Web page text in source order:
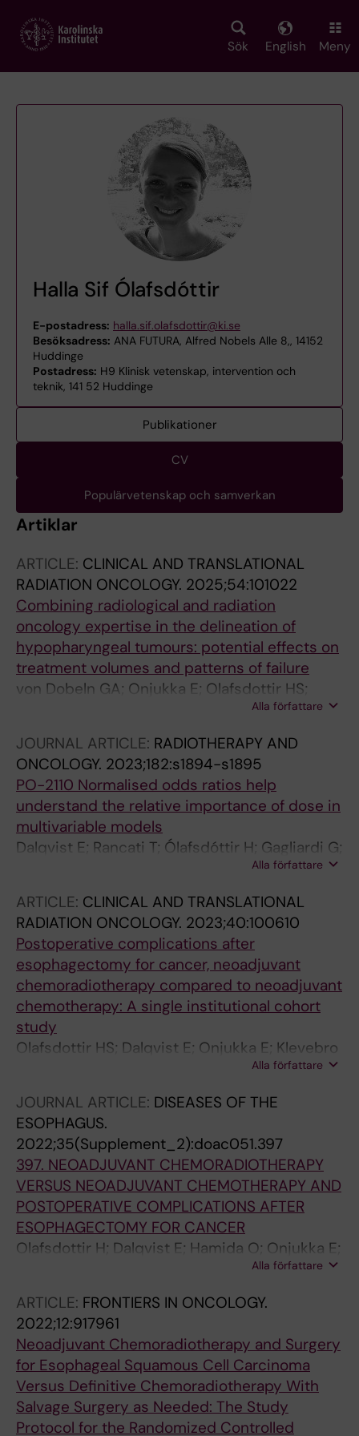
main
Sök English Meny
Halla Sif Ólafsdóttir
E-postadress: halla.sif.olafsdottir@ki.se
Besöksadress: ANA FUTURA, Alfred Nobels Alle 8,, 14152
Huddinge
Postadress: H9 Klinisk vetenskap, intervention och
teknik, 141 52 Huddinge
Publikationer
CV
Populärvetenskap och samverkan
Artiklar
ARTICLE: CLINICAL AND TRANSLATIONAL
RADIATION ONCOLOGY. 2025;54:101022
Combining radiological and radiation
oncology expertise in the delineation of
hypopharyngeal tumours: potential effects on
treatment volumes and patterns of failure
von Dobeln GA; Onjukka E; Olafsdottir HS;
Alla författare
JOURNAL ARTICLE: RADIOTHERAPY AND
ONCOLOGY. 2023;182:s1894-s1895
PO-2110 Normalised odds ratios help
understand the relative importance of dose in
multivariable models
Dalqvist E; Rancati T; Ólafsdóttir H; Gagliardi G;
von Döbeln GA; Nilsson M; Klevebro F; Onjukka
Alla författare
ARTICLE: CLINICAL AND TRANSLATIONAL
RADIATION ONCOLOGY. 2023;40:100610
Postoperative complications after
esophagectomy for cancer, neoadjuvant
chemoradiotherapy compared to neoadjuvant
chemotherapy: A single institutional cohort
study
Olafsdottir HS; Dalqvist E; Onjukka E; Klevebro
F; Nilsson M; Gagliardi G; von Dobeln GA
Alla författare
JOURNAL ARTICLE: DISEASES OF THE
ESOPHAGUS.
2022;35(Supplement_2):doac051.397
397. NEOADJUVANT CHEMORADIOTHERAPY
VERSUS NEOADJUVANT CHEMOTHERAPY AND
POSTOPERATIVE COMPLICATIONS AFTER
ESOPHAGECTOMY FOR CANCER
Olafsdottir H; Dalqvist E; Hamida O; Onjukka E;
Klevebro F; Nilsson M; Gagliardi G; von Döbeln
Alla författare
ARTICLE: FRONTIERS IN ONCOLOGY.
2022;12:917961
Neoadjuvant Chemoradiotherapy and Surgery
for Esophageal Squamous Cell Carcinoma
Versus Definitive Chemoradiotherapy With
Salvage Surgery as Needed: The Study
Protocol for the Randomized Controlled